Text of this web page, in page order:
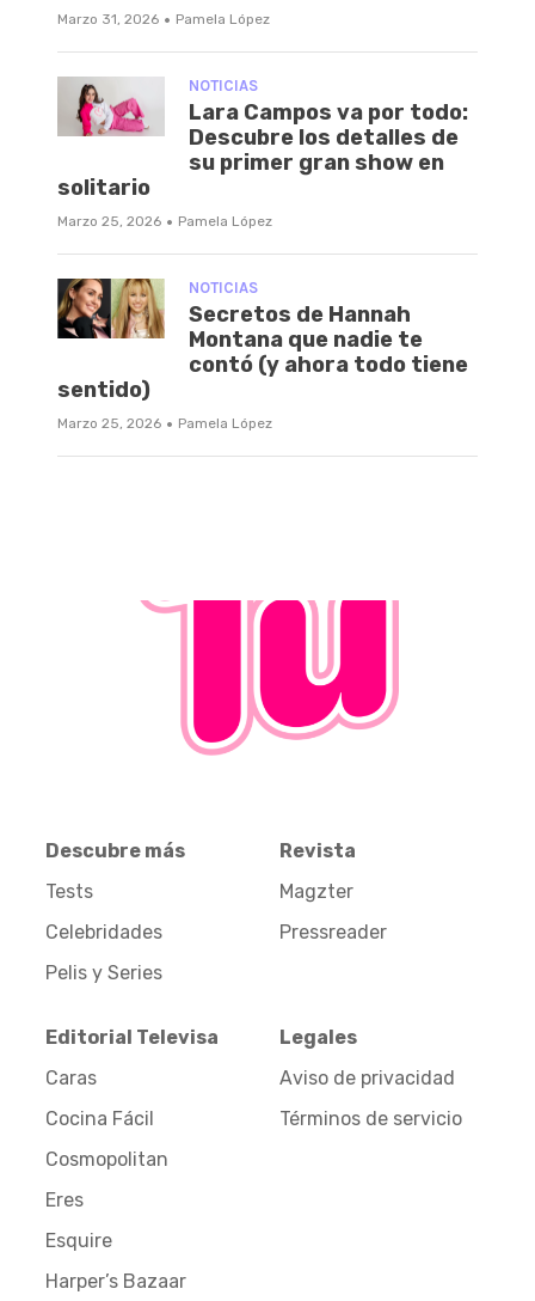
Marzo 31, 2026 · Pamela López
NOTICIAS
Lara Campos va por todo:
Descubre los detalles de
su primer gran show en
solitario
Marzo 25, 2026 · Pamela López
NOTICIAS
Secretos de Hannah
Montana que nadie te
contó (y ahora todo tiene
sentido)
Marzo 25, 2026 · Pamela López
Descubre más
Tests
Celebridades
Pelis y Series
Revista
Magzter
Pressreader
Editorial Televisa
Caras
Cocina Fácil
Cosmopolitan
Eres
Esquire
Harper’s Bazaar
Legales
Aviso de privacidad
Términos de servicio